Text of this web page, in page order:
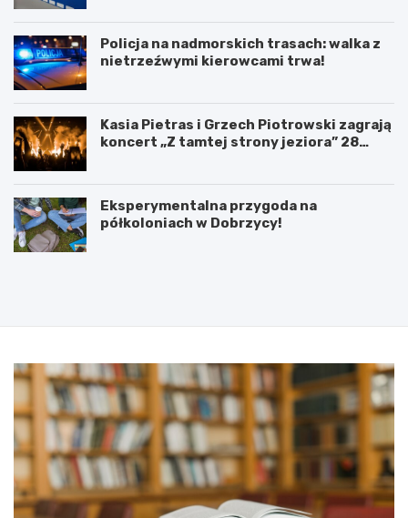
Policja na nadmorskich trasach: walka z
nietrzeźwymi kierowcami trwa!
Kasia Pietras i Grzech Piotrowski zagrają
koncert „Z tamtej strony jeziora” 28
Eksperymentalna przygoda na
półkoloniach w Dobrzycy!
P
n
i
e
u
m
o
w
y
n
5
2
0
2
5
:
N
i
e
b